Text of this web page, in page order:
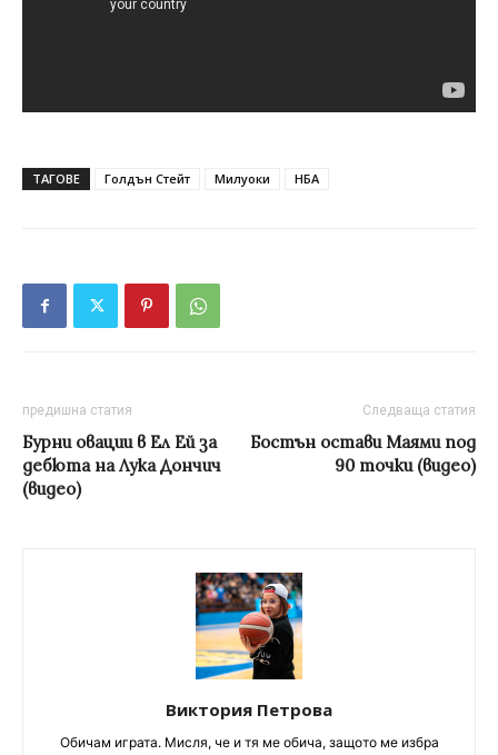
ТАГОВЕ Голдън Стейт Милуоки НБА
предишна статия
Бурни овации в Ел Ей за
дебюта на Лука Дончич
(видео)
Следваща статия
Бостън остави Маями под
90 точки (видео)
Виктория Петрова
Обичам играта. Мисля, че и тя ме обича, защото ме избра